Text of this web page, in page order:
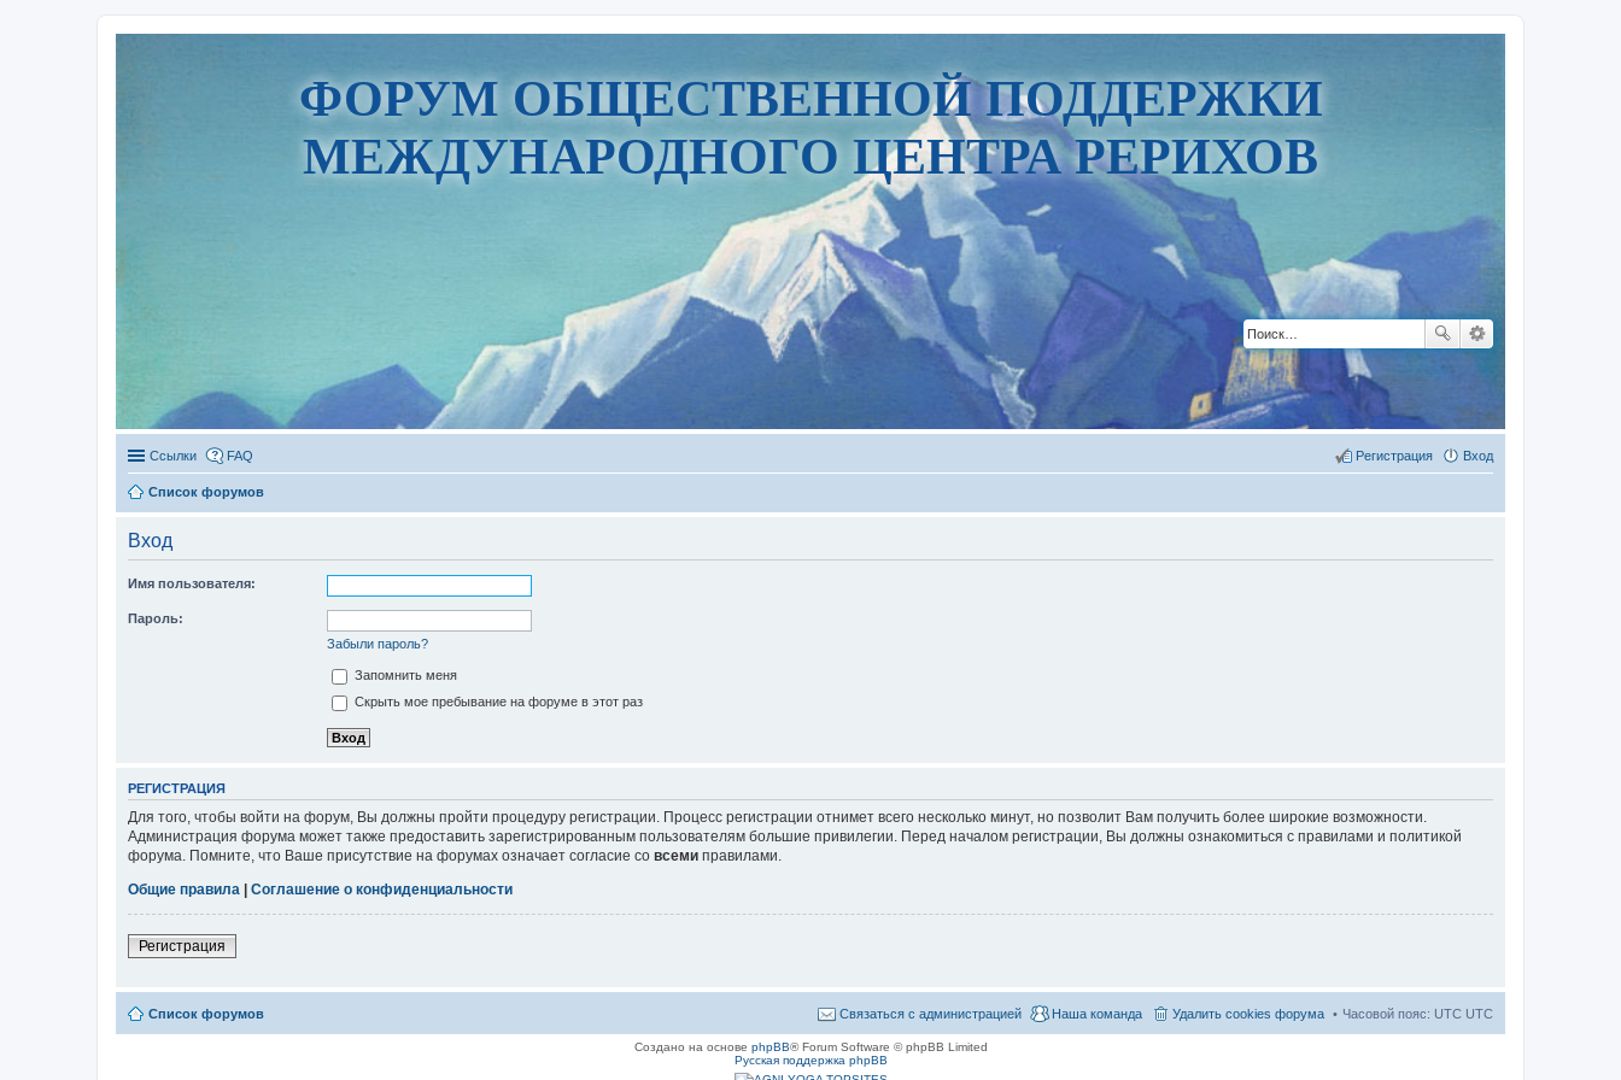
ФОРУМ ОБЩЕСТВЕННОЙ ПОДДЕРЖКИ
МЕЖДУНАРОДНОГО ЦЕНТРА РЕРИХОВ
Ссылки FAQ Вход
Регистрация
Список форумов
Вход
Имя пользователя:
Пароль:
Забыли пароль?
Запомнить меня
Скрыть мое пребывание на форуме в этот раз
РЕГИСТРАЦИЯ
Для того, чтобы войти на форум, Вы должны пройти процедуру регистрации. Процесс регистрации отнимет всего несколько минут, но позволит Вам получить более широкие возможности.
Администрация форума может также предоставить зарегистрированным пользователям большие привилегии. Перед началом регистрации, Вы должны ознакомиться с правилами и политикой
форума. Помните, что Ваше присутствие на форумах означает согласие со всеми правилами.
Общие правила | Соглашение о конфиденциальности
Регистрация
Список форумов Часовой пояс: UTC UTC
Удалить cookies форума
Наша команда
Связаться с администрацией
Создано на основе phpBB® Forum Software © phpBB Limited
Русская поддержка phpBB